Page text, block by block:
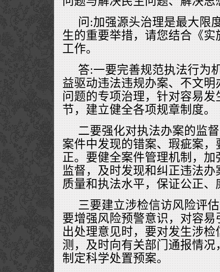
问:加强源头治理是最大限
生的重要举措，请您结合《
工作。
答:一要完善规范执法行为
益驱动违法违规办案、不文
问题的专项治理，针对容易
节，建立健全各项规章制度。
二要强化对执法办案的监
案件中发现的错案、瑕疵案
正。要健全案件管理机制，
监督，及时发现和纠正违法
质量和执法水平，保证公正
三要建立涉检信访风险评
要增强风险预警意识，对容
出处理意见时，要对发生涉
测，及时向有关部门通报情
制定科学处置预案。